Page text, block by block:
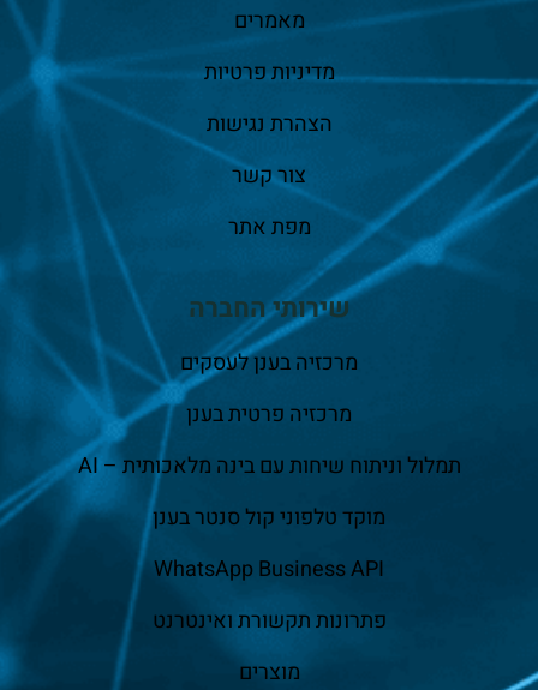
מאמרים
מדיניות פרטיות
הצהרת נגישות
צור קשר
מפת אתר
שירותי החברה
מרכזיה בענן לעסקים
מרכזיה פרטית בענן
תמלול וניתוח שיחות עם בינה מלאכותית – AI
מוקד טלפוני קול סנטר בענן
WhatsApp Business API
פתרונות תקשורת ואינטרנט
מוצרים